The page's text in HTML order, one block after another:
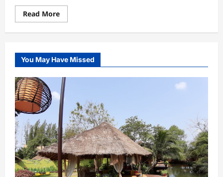
Read MoreRead
more
Foto
@
Kata
Beach
–
Photo
of
The
memories
ความ
ทรง
จำ
ของ
ภาพถ่าย
ที่
ยาก
จะ
ลืม
You May Have Missed